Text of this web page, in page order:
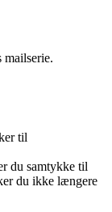
til
du samtykke til
du ikke længere